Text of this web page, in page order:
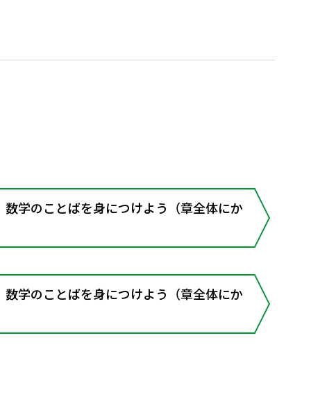
学のことばを身につけよう（章全体にか
学のことばを身につけよう（章全体にか